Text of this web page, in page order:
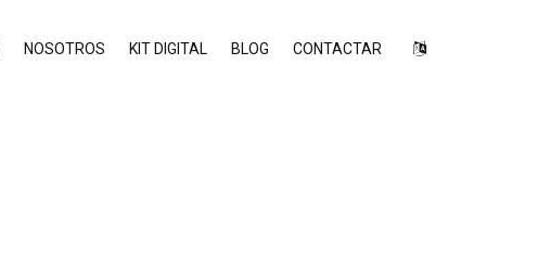
NOSOTROS KIT DIGITAL BLOG CONTACTAR